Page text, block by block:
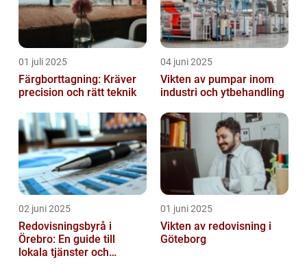
01 juli 2025
Färgborttagning: Kräver
precision och rätt teknik
04 juni 2025
Vikten av pumpar inom
industri och ytbehandling
02 juni 2025
Redovisningsbyrå i
Örebro: En guide till
lokala tjänster och
01 juni 2025
Vikten av redovisning i
Göteborg